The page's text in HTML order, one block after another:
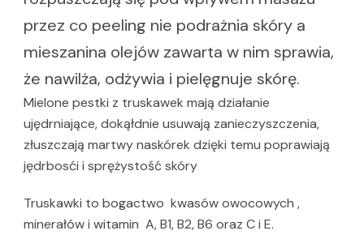
przez co peeling nie podrażnia skóry a
mieszanina olejów zawarta w nim sprawia,
że nawilża, odżywia i pielęgnuje skórę.
Mielone pestki z truskawek mają działanie
ujędrniające, dokąłdnie usuwają zanieczyszczenia,
złuszczają martwy naskórek dzięki temu poprawiają
jędrbosći i sprężystość skóry
Truskawki to bogactwo kwasów owocowych ,
minerałów i witamin A, B1, B2, B6 oraz C i E.